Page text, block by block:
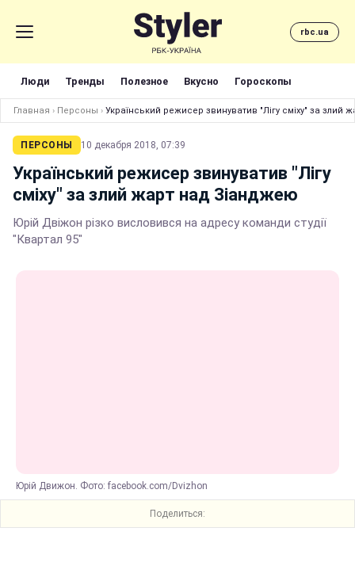
rbc.ua
Люди Тренды Полезное Вкусно Гороскопы
Главная › Персоны › Український режисер звинуватив "Лігу сміху" за злий
ПЕРСОНЫ 10 декабря 2018, 07:39
Український режисер звинуватив "Лігу
сміху" за злий жарт над Зіанджею
Юрій Двіжон різко висловився на адресу команди студії
"Квартал 95"
Юрій Движон. Фото: facebook.com/Dvizhon
Поделиться: